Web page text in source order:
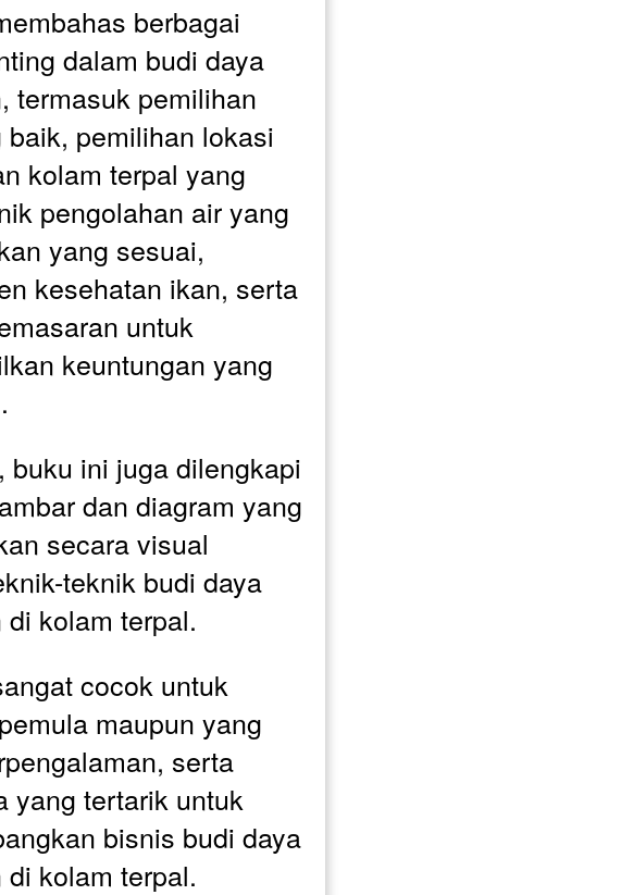
berbagai
dalam budi daya
termasuk pemilihan
baik, pemilihan lokasi
kolam terpal yang
pengolahan air yang
yang sesuai,
kesehatan ikan, serta
untuk
keuntungan yang
buku ini juga dilengkapi
dan diagram yang
secara visual
teknik budi daya
kolam terpal.
cocok untuk
maupun yang
serta
yang tertarik untuk
bisnis budi daya
kolam terpal.